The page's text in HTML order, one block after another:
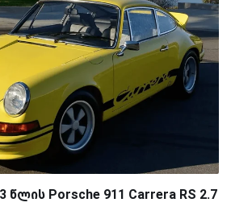
Porsche 911 Carrera RS 2.7